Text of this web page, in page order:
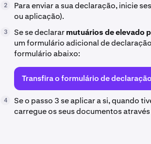
2 Para enviar a sua declaração, inicie
ou aplicação).
3 Se se declararmutuários de elevado
um formulário adicional de
formulário abaixo:
Transfira o formulário de
4
Se o passo 3 se aplicar a si, quando
carregue os seus documentos